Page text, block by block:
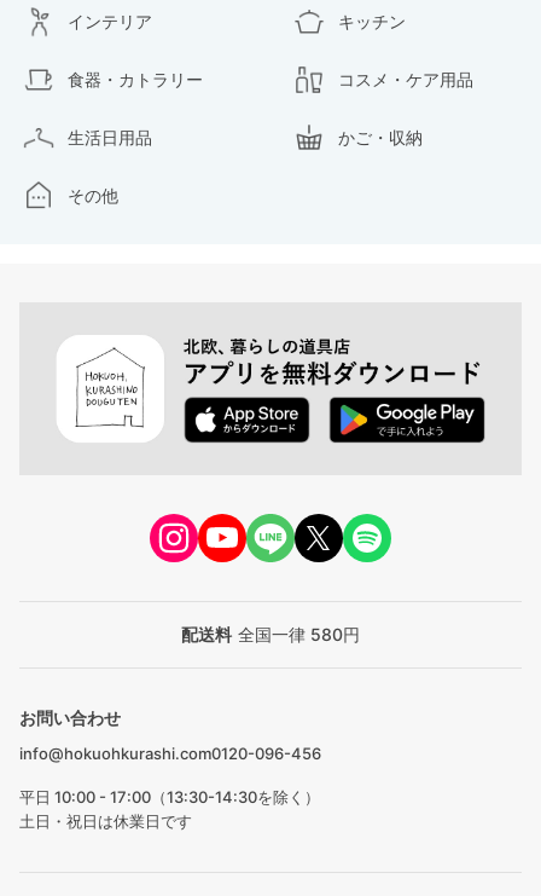
インテリア キッチン
食器・カトラリー コスメ・ケア用品
生活日用品 かご・収納
その他
配送料 全国一律 580円
お問い合わせ
info@hokuohkurashi.com0120-096-456
平日 10:00 - 17:00（13:30-14:30を除く）
土日・祝日は休業日です